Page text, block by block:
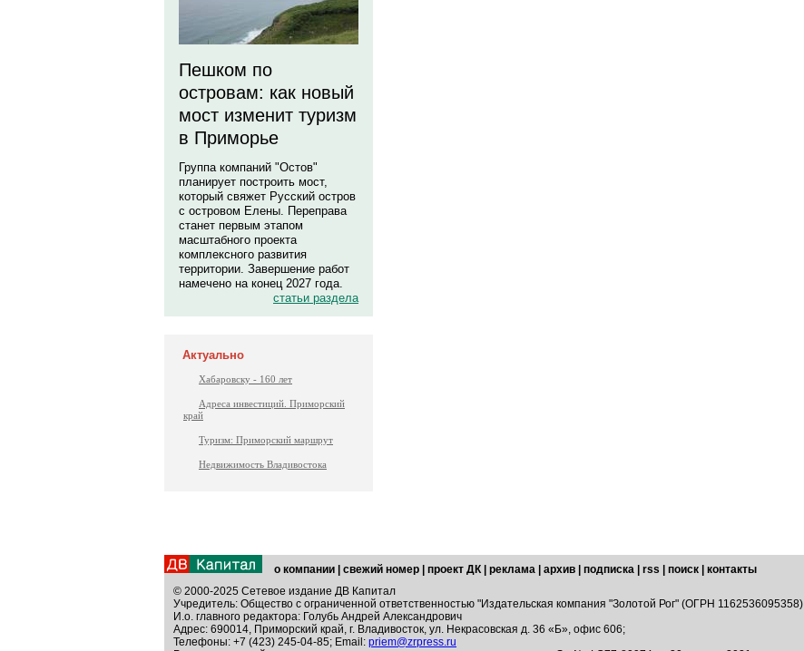
Пешком по
островам: как новый
мост изменит туризм
в Приморье
Группа компаний "Остов"
планирует построить мост,
который свяжет Русский остров
с островом Елены. Переправа
станет первым этапом
масштабного проекта
комплексного развития
территории. Завершение работ
намечено на конец 2027 года.
статьи раздела
Актуально
Хабаровску - 160 лет
Адреса инвестиций. Приморский
край
Туризм: Приморский маршрут
Недвижимость Владивостока
о компании свежий номер проект ДК реклама архив подписка rss поиск
контакты
© 2000-2025 Сетевое издание ДВ Капитал
Учредитель: Общество с ограниченной ответственностью "Издательская компания "Золотой Рог" (ОГРН 1162536095358)
И.о. главного редактора: Голубь Андрей Александрович
Адрес: 690014, Приморский край, г. Владивосток, ул. Некрасовская д. 36 «Б», офис 606;
Телефоны: +7 (423) 245-04-85; Email: priem@zrpress.ru